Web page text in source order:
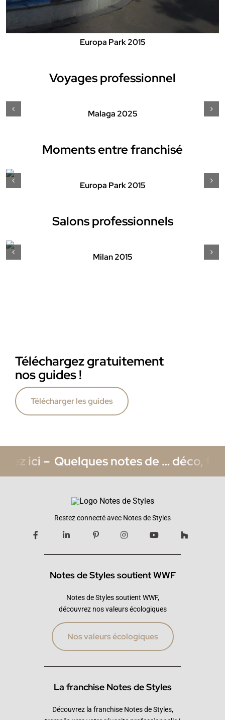
Europa Park 2015
Voyages professionnel
Malaga 2025
Moments entre franchisé
Europa Park 2015
Salons professionnels
Milan 2015
Téléchargez gratuitement
nos guides !
Télécharger les guides
Quelques notes de … déco,
Restez connecté avec Notes de Styles
Notes de Styles soutient WWF
Notes de Styles soutient WWF,
découvrez nos valeurs écologiques
Nos valeurs écologiques
La franchise Notes de Styles
Découvrez la franchise Notes de Styles,